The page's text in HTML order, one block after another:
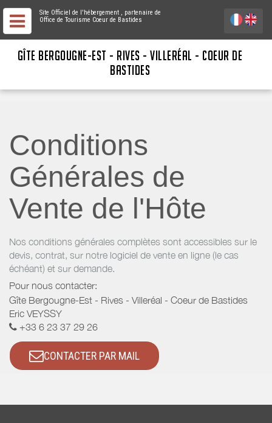
Site Officiel de l'hébergement , partenaire de
Office de Tourisme Coeur de Bastides
GÎTE BERGOUGNE-EST - RIVES - VILLERÉAL - COEUR DE
BASTIDES
Conditions
Générales de
Vente de l'Hôte
Nos conditions générales complètes sont accessibles sur le
devis, contrat, sur notre logiciel de vente en ligne (le cas
échéant) et sur demande.
Pour nous contacter:
Gîte Bergougne-Est - Rives - Villeréal - Coeur de Bastides
Eric VEYSSY
+33 6 23 37 29 26
CONTACTER PAR MAIL